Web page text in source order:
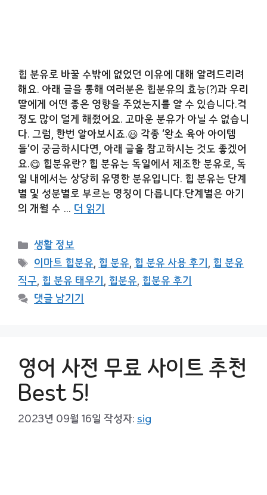
힙 분유로 바꿀 수밖에 없었던 이유에 대해 알려드리려
해요. 아래 글을 통해 여러분은 힙분유의 효능(?)과 우리
딸에게 어떤 좋은 영향을 주었는지를 알 수 있습니다.걱
정도 많이 덜게 해줬어요. 고마운 분유가 아닐 수 없습니
다. 그럼, 한번 알아보시죠.😃 각종 ‘완소 육아 아이템
들’이 궁금하시다면, 아래 글을 참고하시는 것도 좋겠어
요.😋 힙분유란? 힙 분유는 독일에서 제조한 분유로, 독
일 내에서는 상당히 유명한 분유입니다. 힙 분유는 단계
별 및 성분별로 부르는 명칭이 다릅니다.단계별은 아기
의 개월 수 … 더 읽기
카
테
고
리
생활 정보
태
그
이마트 힙분유, 힙 분유, 힙 분유 사용 후기, 힙 분유
직구, 힙 분유 태우기, 힙분유, 힙분유 후기
댓글 남기기
영어 사전 무료 사이트 추천
Best 5!
2023년 09월 16일 작성자: sig